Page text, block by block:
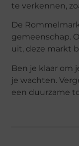
te verkennen,
De
gemeenschap.
uit, deze markt
Ben je klaar om
je wachten.
een duurzame